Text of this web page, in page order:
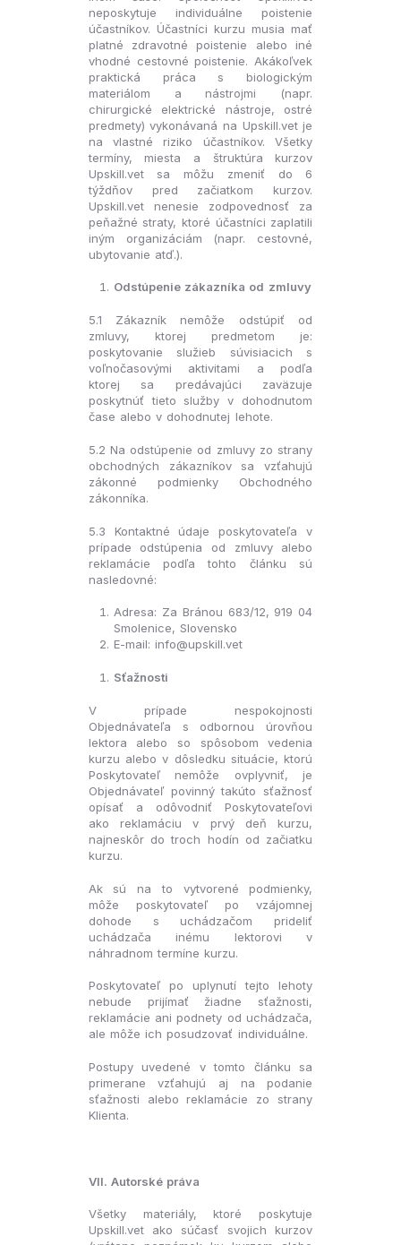
neposkytuje individuálne poistenie
účastníkov. Účastníci kurzu musia mať
platné zdravotné poistenie alebo iné
vhodné cestovné poistenie. Akákoľvek
praktická práca s biologickým
materiálom a nástrojmi (napr.
chirurgické elektrické nástroje, ostré
predmety) vykonávaná na Upskill.vet je
na vlastné riziko účastníkov. Všetky
termíny, miesta a štruktúra kurzov
Upskill.vet sa môžu zmeniť do 6
týždňov pred začiatkom kurzov.
Upskill.vet nenesie zodpovednosť za
peňažné straty, ktoré účastníci zaplatili
iným organizáciám (napr. cestovné,
ubytovanie atď.).
Odstúpenie zákazníka od zmluvy
5.1 Zákazník nemôže odstúpiť od
zmluvy, ktorej predmetom je:
poskytovanie služieb súvisiacich s
voľnočasovými aktivitami a podľa
ktorej sa predávajúci zaväzuje
poskytnúť tieto služby v dohodnutom
čase alebo v dohodnutej lehote.
5.2 Na odstúpenie od zmluvy zo strany
obchodných zákazníkov sa vzťahujú
zákonné podmienky Obchodného
zákonníka.
5.3 Kontaktné údaje poskytovateľa v
prípade odstúpenia od zmluvy alebo
reklamácie podľa tohto článku sú
nasledovné:
Adresa: Za Bránou 683/12, 919 04
Smolenice, Slovensko
E-mail: info@upskill.vet
Sťažnosti
V prípade nespokojnosti
Objednávateľa s odbornou úrovňou
lektora alebo so spôsobom vedenia
kurzu alebo v dôsledku situácie, ktorú
Poskytovateľ nemôže ovplyvniť, je
Objednávateľ povinný takúto sťažnosť
opísať a odôvodniť Poskytovateľovi
ako reklamáciu v prvý deň kurzu,
najneskôr do troch hodín od začiatku
kurzu.
Ak sú na to vytvorené podmienky,
môže poskytovateľ po vzájomnej
dohode s uchádzačom prideliť
uchádzača inému lektorovi v
náhradnom termíne kurzu.
Poskytovateľ po uplynutí tejto lehoty
nebude prijímať žiadne sťažnosti,
reklamácie ani podnety od uchádzača,
ale môže ich posudzovať individuálne.
Postupy uvedené v tomto článku sa
primerane vzťahujú aj na podanie
sťažnosti alebo reklamácie zo strany
Klienta.
VII. Autorské práva
Všetky materiály, ktoré poskytuje
Upskill.vet ako súčasť svojich kurzov